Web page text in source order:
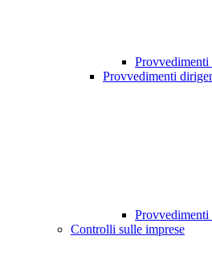
Provvedimenti
Controlli sulle imprese